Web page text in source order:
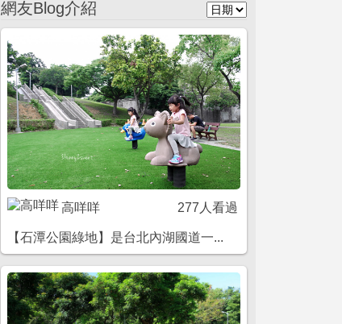
網友Blog介紹
高咩咩 277人看過
【石潭公園綠地】是台北內湖國道一...